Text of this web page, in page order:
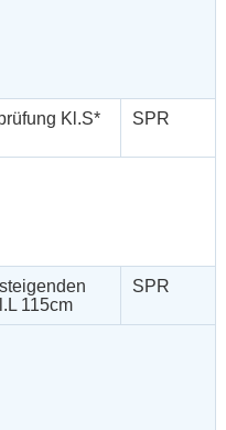
Kl.S*
SPR
115cm
SPR